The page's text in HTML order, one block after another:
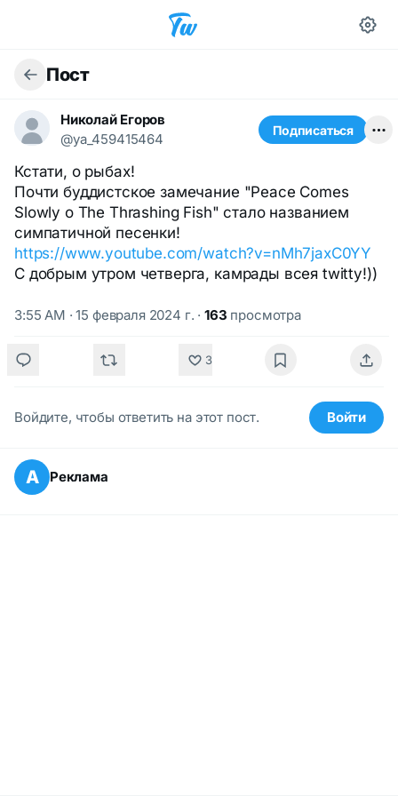
Пост
Николай Егоров
@ya_459415464
Подписаться
Кстати, о рыбах!
Почти буддистское замечание "Peace Comes
Slowly o The Thrashing Fish" стало названием
симпатичной песенки!
https://www.youtube.com/watch?v=nMh7jaxC0YY
С добрым утром четверга, камрады всея twitty!))
3:55 AM · 15 февраля 2024 г. ·163 просмотра
3
Войдите, чтобы ответить на этот пост. Войти
А Реклама